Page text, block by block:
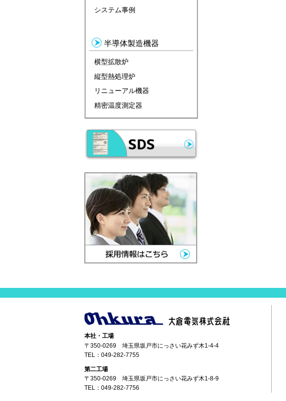
システム事例
半導体製造機器
横型拡散炉
縦型熱処理炉
リニューアル機器
精密温度測定器
本社・工場
〒350-0269 埼玉県坂戸市にっさい花みず木1-4-4
TEL： 049-282-7755
第二工場
〒350-0269 埼玉県坂戸市にっさい花みず木1-8-9
TEL： 049-282-7756